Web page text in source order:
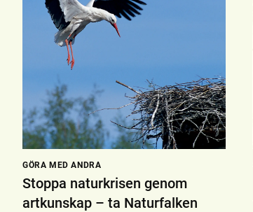
GÖRA MED ANDRA
Stoppa naturkrisen genom
artkunskap – ta Naturfalken